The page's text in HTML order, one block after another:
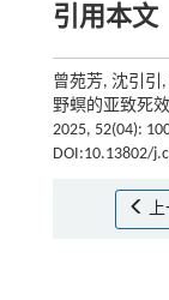
引用本文
曾苑芳, 沈引引
野螟的亚致死
2025, 52(04):
DOI:10.13802/
上